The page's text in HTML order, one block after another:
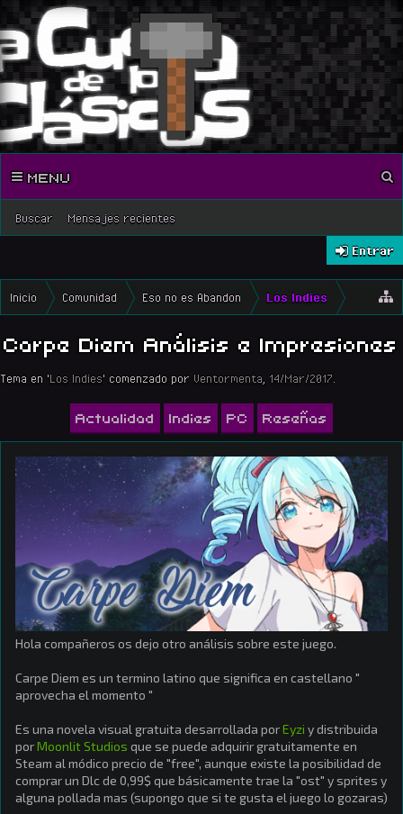
Buscar Mensajes recientes
MENU
Entrar
Inicio Comunidad Eso no es Abandon Los Indies
Carpe Diem Análisis e Impresiones
Tema en 'Los Indies' comenzado por Ventormenta 14/Mar/2017
Actualidad Indies PC Reseñas
Hola compañeros os dejo otro análisis sobre este juego.
Carpe Diem es un termino latino que significa en castellano "
aprovecha el momento "
Es una novela visual gratuita desarrollada porEyzi y distribuida
porMoonlit Studios que se puede adquirir gratuitamente en
Steam al módico precio de "free", aunque existe la posibilidad de
comprar un Dlc de 0,99$ que básicamente trae la "ost" y sprites y
alguna pollada mas (supongo que si te gusta el juego lo gozaras)